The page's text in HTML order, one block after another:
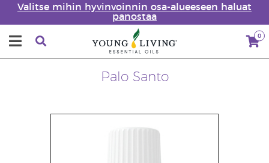
Valitse mihin hyvinvoinnin osa-alueeseen haluat
panostaa
0
Palo Santo